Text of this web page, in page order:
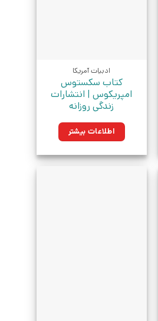
ادبیات آمریکا
کتاب سکستوس
امپریکوس | انتشارات
زندگی روزانه
اطلاعات بیشتر